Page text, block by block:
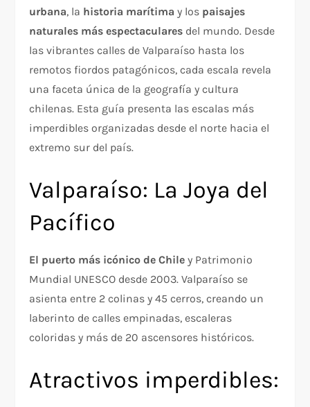
urbana, la historia marítima y los paisajes
naturales más espectaculares del mundo. Desde
las vibrantes calles de Valparaíso hasta los
remotos fiordos patagónicos, cada escala revela
una faceta única de la geografía y cultura
chilenas. Esta guía presenta las escalas más
imperdibles organizadas desde el norte hacia el
extremo sur del país.
Valparaíso: La Joya del
Pacífico
El puerto más icónico de Chile y Patrimonio
Mundial UNESCO desde 2003. Valparaíso se
asienta entre 2 colinas y 45 cerros, creando un
laberinto de calles empinadas, escaleras
coloridas y más de 20 ascensores históricos.
Atractivos imperdibles: